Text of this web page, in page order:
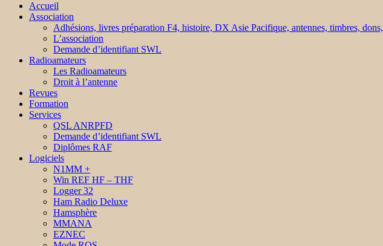
Accueil
Association
Adhésions, livres préparation F4, histoire, DX Asie Pacifique, antennes, timbres, dons,
L’association
Demande d’identifiant SWL
Radioamateurs
Les Radioamateurs
Droit à l’antenne
Revues
Formation
Services
QSL ANRPFD
Demande d’identifiant SWL
Diplômes RAF
Logiciels
N1MM +
Win REF HF – THF
Logger 32
Ham Radio Deluxe
Hamsphère
MMANA
EZNEC